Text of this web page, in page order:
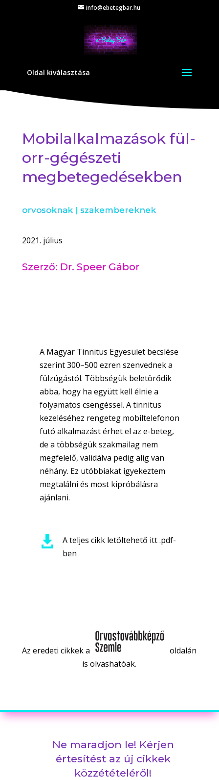
info@ebetegbar.hu
Oldal kiválasztása
Mobilalkalmazások fül-
orr-gégészeti
megbetegedésekben
orvosoknak| szakembereknek
2021. július
Szerző: Dr. Speer Gábor
A Magyar Tinnitus Egyesület becslése
szerint 300–500 ezren szenvednek a
fülzúgástól. Többségük beletörődik
abba, hogy ha együtt kell élnie a
folyamatos csengéssel. A tinnitus
kezeléséhez rengeteg mobiltelefonon
futó alkalmazást érhet el az e-beteg,
de a többségük szakmailag nem
megfelelő, validálva pedig alig van
néhány. Ez utóbbiakat igyekeztem
megtalálni és most kipróbálásra
ajánlani.

A teljes cikk letöltehető itt .pdf-
ben
Az eredeti cikkek a
oldalán
is olvashatóak.
Ne maradjon le! Kérjen
értesítést az új cikkek
közzétételéről!